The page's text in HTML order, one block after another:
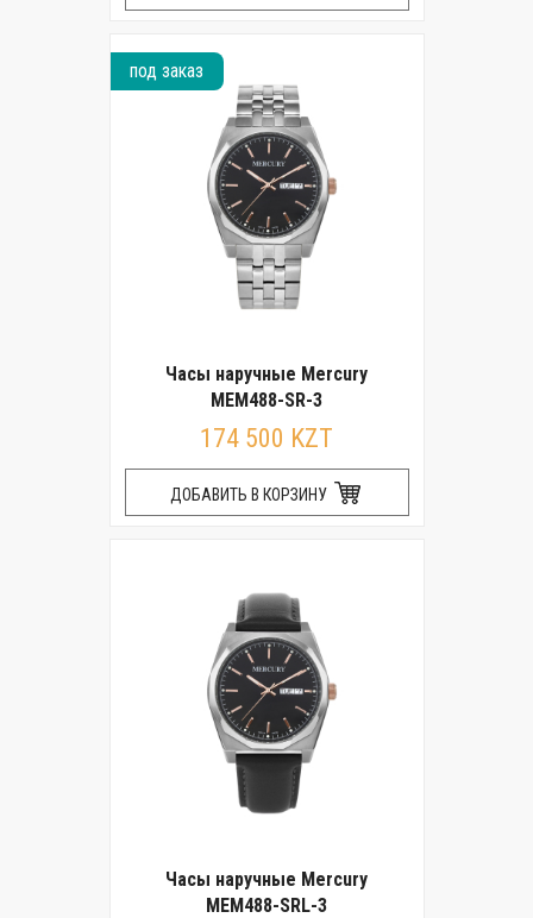
под заказ
Часы наручные Mercury
MEM488-SR-3
174 500 KZT
ДОБАВИТЬ В КОРЗИНУ
Часы наручные Mercury
MEM488-SRL-3